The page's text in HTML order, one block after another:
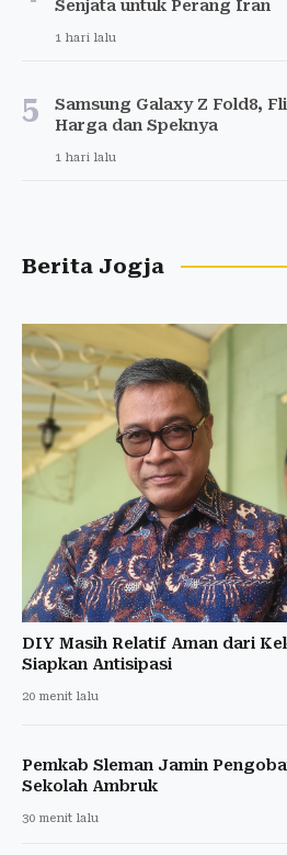
Senjata untuk Perang Iran
1 hari lalu
5
Samsung Galaxy Z Fold8,
Harga dan Speknya
1 hari lalu
Berita Jogja
DIY Masih Relatif Aman dari
Siapkan Antisipasi
20 menit lalu
Pemkab Sleman Jamin
Sekolah Ambruk
30 menit lalu